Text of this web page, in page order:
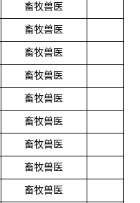
畜牧兽医
畜牧兽医
畜牧兽医
畜牧兽医
畜牧兽医
畜牧兽医
畜牧兽医
畜牧兽医
畜牧兽医